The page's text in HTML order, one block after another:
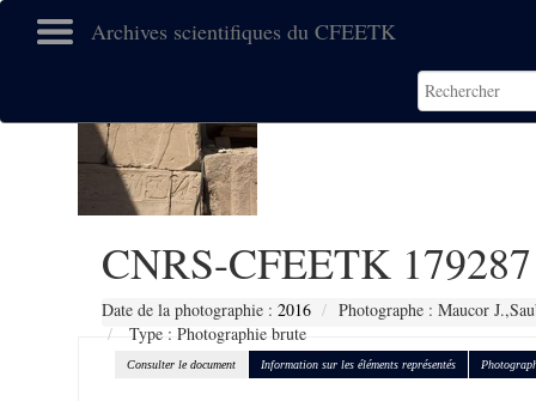
Archives scientifiques du CFEETK
CNRS-CFEETK 179287
Date de la photographie : 2016
Photographe : Maucor
Type : Photographie brute
Consulter le document Information sur les éléments représentés